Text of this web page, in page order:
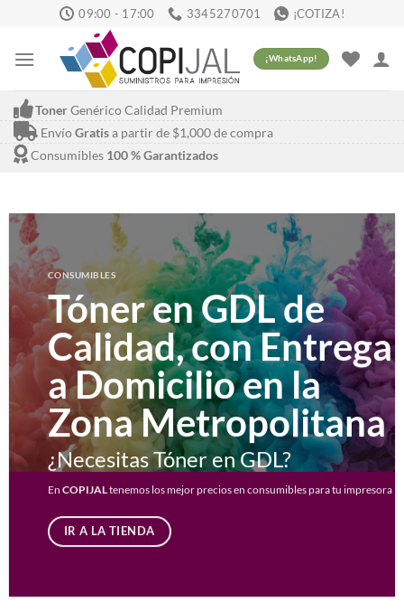
content
09:00 - 17:00 3345270701 ¡COTIZA!
¡WhatsApp!
TonerGenérico Calidad Premium
EnvíoGratisa partir de $1,000 de compra
Consumibles 100 % Garantizados
CONSUMIBLES
Tóner en GDL de
Calidad, con Entrega
a Domicilio en la
Zona Metropolitana
¿Necesitas Tóner en GDL?
En COPIJALtenemos los mejor precios en consumibles para tu impresora
IR A LA TIENDA